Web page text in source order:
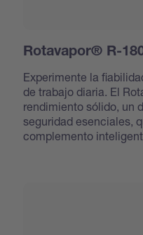
Rotavapor® R-
Experimente la
de trabajo diaria. El
rendimiento sólido, un
seguridad esenciales,
complemento